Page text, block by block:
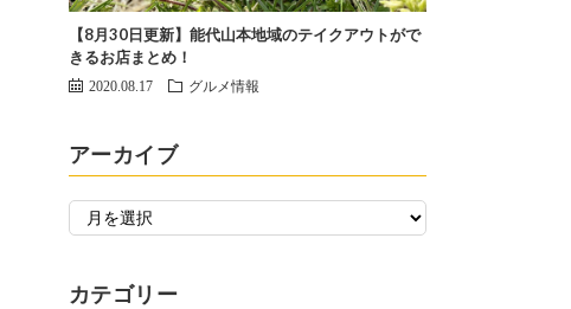
【8月30日更新】能代山本地域のテイクアウトがで
きるお店まとめ！
2020.08.17 グルメ情報
アーカイブ
カテゴリー